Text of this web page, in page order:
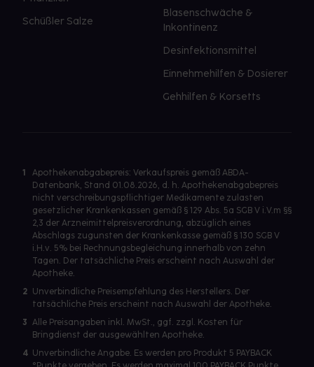
Schüßler Salze
Blasenschwäche &
Inkontinenz
Desinfektionsmittel
Einnehmehilfen & Dosierer
Gehhilfen & Korsetts
1
Apothekenabgabepreis: Verkaufspreis gemäß ABDA-
Datenbank, Stand 01.08.2026, d. h. Apothekenabgabepreis
nicht verschreibungspflichtiger Medikamente zulasten
gesetzlicher Krankenkassen gemäß § 129 Abs. 5a SGB V i.V.m §§
2,3 der Arzneimittelpreisverordnung, abzüglich eines
Abschlags zugunsten der Krankenkasse gemäß § 130 SGB V
i.H.v. 5% bei Rechnungsbegleichung innerhalb von zehn
Tagen. Der tatsächliche Preis erscheint nach Auswahl der
Apotheke.
2 Unverbindliche Preisempfehlung des Herstellers. Der
tatsächliche Preis erscheint nach Auswahl der Apotheke.
3 Alle Preisangaben inkl. MwSt., ggf. zzgl. Kosten für
Bringdienst der ausgewählten Apotheke.
4 Unverbindliche Angabe. Es werden pro Produkt 5 PAYBACK